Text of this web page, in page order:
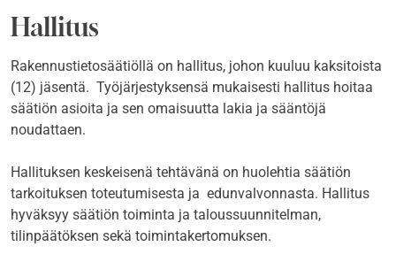
Hallitus
Rakennustietosäätiöllä on hallitus, johon kuuluu kaksitoista
(12) jäsentä. Työjärjestyksensä mukaisesti hallitus hoitaa
säätiön asioita ja sen omaisuutta lakia ja sääntöjä
noudattaen.
Hallituksen keskeisenä tehtävänä on huolehtia säätiön
tarkoituksen toteutumisesta ja edunvalvonnasta. Hallitus
hyväksyy säätiön toiminta­ ja taloussuunnitelman,
tilinpäätöksen sekä toimintakertomuksen.